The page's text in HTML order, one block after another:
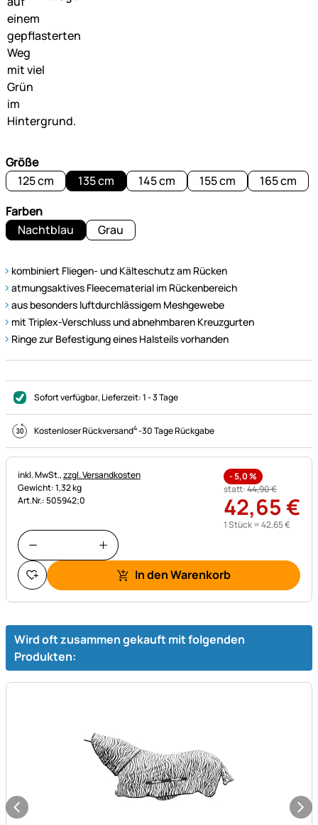
Größe
125 cm
135 cm 145 cm 155 cm
165 cm
Farben
Nachtblau
Grau
kombiniert Fliegen- und Kälteschutz am Rücken
atmungsaktives Fleecematerial im Rückenbereich
aus besonders luftdurchlässigem Meshgewebe
mit Triplex-Verschluss und abnehmbaren Kreuzgurten
Ringe zur Befestigung eines Halsteils vorhanden
Sofort verfügbar, Lieferzeit:1 - 3 Tage
Kostenloser Rückversand4-30 Tage Rückgabe
Steuerhinweis:
inkl. MwSt.,zzgl. Versandkosten
Gewicht: 1,32 kg
Art.Nr.: 505942;0
-5,0%
statt:44,90€
42,65 €
1 Stück =42,65€
In den Warenkorb
Wird oft zusammen gekauft mit folgenden
Produkten: